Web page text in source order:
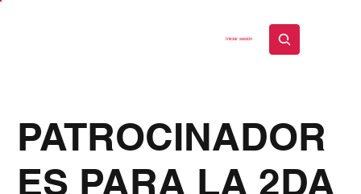
Iniciar sesión
PATROCINADOR
ES PARA LA 2DA